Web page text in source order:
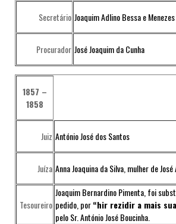
Secretário Joaquim Adlino Bessa e Menezes
Procurador José Joaquim da Cunha
1857 –
1858
Juiz António José dos Santos
Juíza Anna Joaquina da Silva, mulher de
Tesoureiro
Joaquim Bernardino Pimenta, foi
pedido, por“hir rezidir a mais
pelo Sr. António José Boucinha.